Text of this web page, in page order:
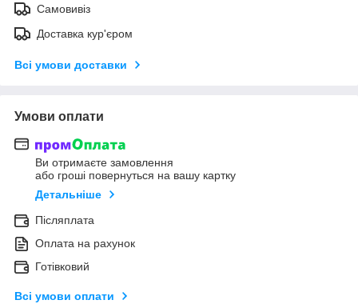
Самовивіз
Доставка кур'єром
Всі умови доставки
Умови оплати
Ви отримаєте замовлення
або гроші повернуться на вашу картку
Детальніше
Післяплата
Оплата на рахунок
Готівковий
Всі умови оплати